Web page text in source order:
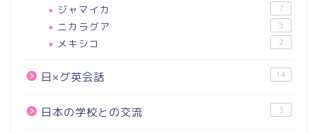
ジャマイカ 7
ニカラグア 5
メキシコ 2
日×グ英会話 14
日本の学校との交流 3